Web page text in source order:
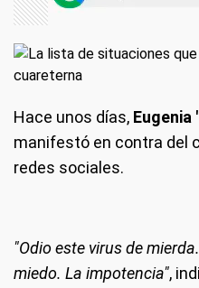
Hace unos días, Eugenia
manifestó en contra del
redes sociales.
"Odio este virus de
miedo. La impotencia",